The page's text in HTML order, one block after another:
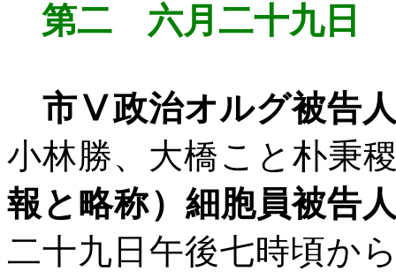
第二 六月二十九日
市Ⅴ政治オルグ被告
小林勝、大橋こと朴秉
報と略称）細胞員被告
二十九日午後七時頃か